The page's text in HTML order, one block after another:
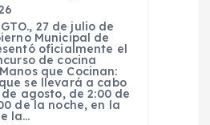
27 de julio de
Municipal de
oficialmente el
de cocina
que Cocinan:
se llevará a cabo
de agosto, de 2:00 de
de la noche, en la
la…